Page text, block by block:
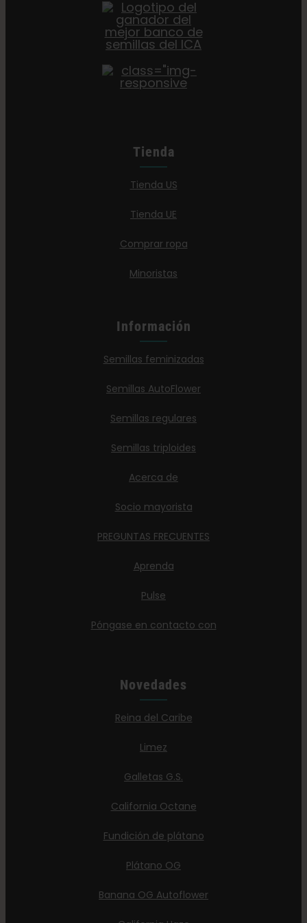
Tienda
Tienda US
Tienda UE
Comprar ropa
Minoristas
Información
Semillas feminizadas
Semillas AutoFlower
Semillas regulares
Semillas triploides
Acerca de
Socio mayorista
PREGUNTAS FRECUENTES
Aprenda
Pulse
Póngase en contacto con
Novedades
Reina del Caribe
Limez
Galletas G.S.
California Octane
Fundición de plátano
Plátano OG
Banana OG Autoflower